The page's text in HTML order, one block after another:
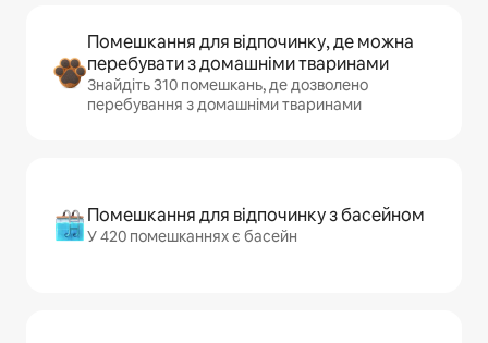
Помешкання для відпочинку, де можна
перебувати з домашніми тваринами
Знайдіть 310 помешкань, де дозволено
перебування з домашніми тваринами
Помешкання для відпочинку з басейном
У 420 помешканнях є басейн